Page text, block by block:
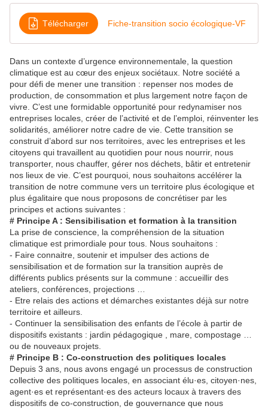
Télécharger Fiche-transition socio écologique-VF
Dans un contexte d’urgence environnementale, la question
climatique est au cœur des enjeux sociétaux. Notre société a
pour défi de mener une transition : repenser nos modes de
production, de consommation et plus largement notre façon de
vivre. C’est une formidable opportunité pour redynamiser nos
entreprises locales, créer de l’activité et de l’emploi, réinventer les
solidarités, améliorer notre cadre de vie. Cette transition se
construit d’abord sur nos territoires, avec les entreprises et les
citoyens qui travaillent au quotidien pour nous nourrir, nous
transporter, nous chauffer, gérer nos déchets, bâtir et entretenir
nos lieux de vie. C’est pourquoi, nous souhaitons accélérer la
transition de notre commune vers un territoire plus écologique et
plus égalitaire que nous proposons de concrétiser par les
principes et actions suivantes :
# Principe A : Sensibilisation et formation à la transition
La prise de conscience, la compréhension de la situation
climatique est primordiale pour tous. Nous souhaitons :
- Faire connaitre, soutenir et impulser des actions de
sensibilisation et de formation sur la transition auprès de
différents publics présents sur la commune : accueillir des
ateliers, conférences, projections …
- Etre relais des actions et démarches existantes déjà sur notre
territoire et ailleurs.
- Continuer la sensibilisation des enfants de l’école à partir de
dispositifs existants : jardin pédagogique , mare, compostage …
ou de nouveaux projets.
# Principe B : Co-construction des politiques locales
Depuis 3 ans, nous avons engagé un processus de construction
collective des politiques locales, en associant élu·es, citoyen·nes,
agent·es et représentant·es des acteurs locaux à travers des
dispositifs de co-construction, de gouvernance que nous